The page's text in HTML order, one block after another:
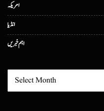
امریکہ
انڈیا
اہم خبریں